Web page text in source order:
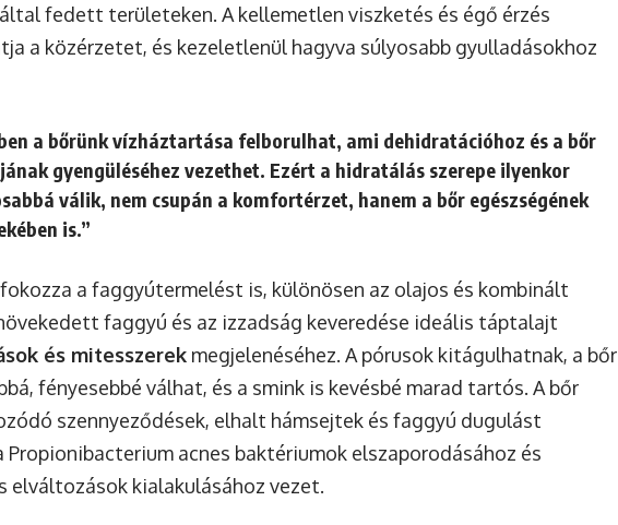
fedett területeken. A kellemetlen viszketés és égő érzés
a közérzetet, és kezeletlenül hagyva súlyosabb gyulladásokhoz
a bőrünk vízháztartása felborulhat, ami dehidratációhoz és a bőr
gyengüléséhez vezethet. Ezért a hidratálás szerepe ilyenkor
válik, nem csupán a komfortérzet, hanem a bőr egészségének
is.”
a faggyútermelést is, különösen az olajos és kombinált
faggyú és az izzadság keveredése ideális táptalajt
és mitesszerek megjelenéséhez. A pórusok kitágulhatnak, a bőr
fényesebbé válhat, és a smink is kevésbé marad tartós. A bőr
szennyeződések, elhalt hámsejtek és faggyú dugulást
Propionibacterium acnes baktériumok elszaporodásához és
elváltozások kialakulásához vezet.